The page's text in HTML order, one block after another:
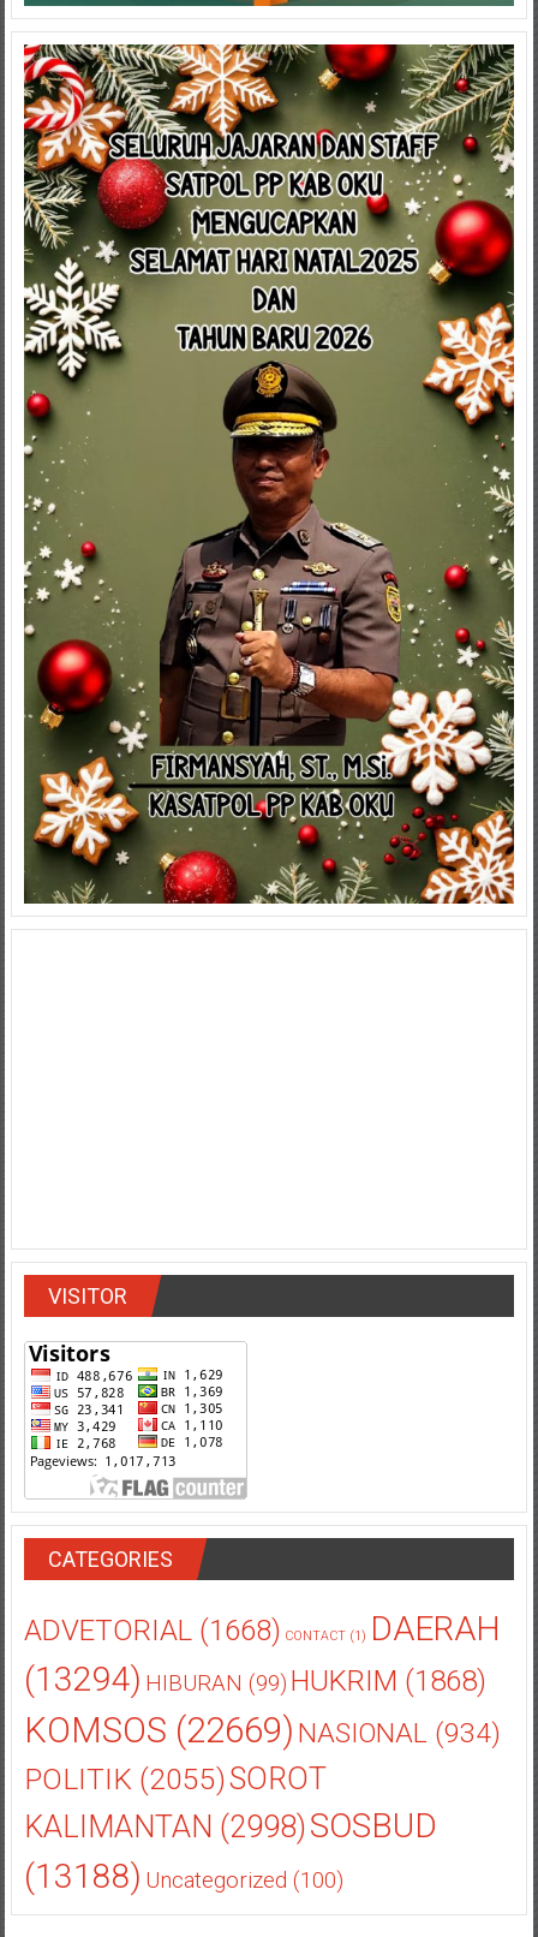
VISITOR
CATEGORIES
ADVETORIAL(1668) CONTACT(1) DAERAH
(13294) HIBURAN (99) HUKRIM (1868)
KOMSOS (22669) NASIONAL(934)
POLITIK(2055)SOROT
KALIMANTAN (2998)SOSBUD
(13188) Uncategorized (100)